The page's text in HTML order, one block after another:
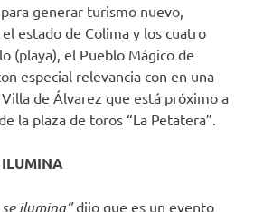
generar turismo nuevo,
estado de Colima y los cuatro
(playa), el Pueblo Mágico de
especial relevancia con en una
de Álvarez que está próximo a
la plaza de toros “La Petatera”.
ilumina”dijo que es un evento